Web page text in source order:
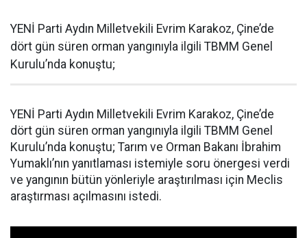
YENİ Parti Aydın Milletvekili Evrim Karakoz, Çine’de
dört gün süren orman yangınıyla ilgili TBMM Genel
Kurulu’nda konuştu;
YENİ Parti Aydın Milletvekili Evrim Karakoz, Çine’de
dört gün süren orman yangınıyla ilgili TBMM Genel
Kurulu’nda konuştu; Tarım ve Orman Bakanı İbrahim
Yumaklı’nın yanıtlaması istemiyle soru önergesi verdi
ve yangının bütün yönleriyle araştırılması için Meclis
araştırması açılmasını istedi.